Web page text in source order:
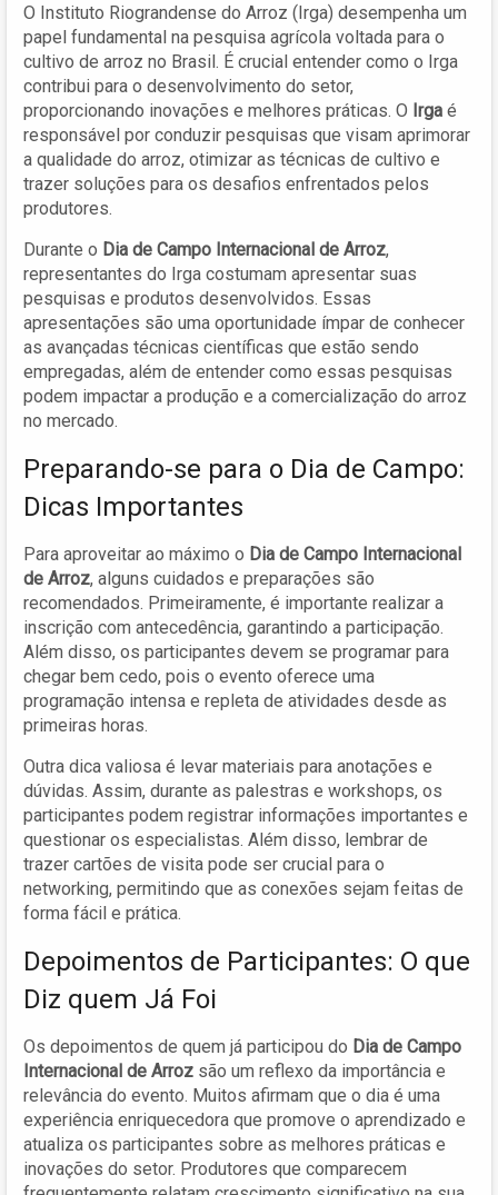
O Instituto Riograndense do Arroz (Irga) desempenha um
papel fundamental na pesquisa agrícola voltada para o
cultivo de arroz no Brasil. É crucial entender como o Irga
contribui para o desenvolvimento do setor,
proporcionando inovações e melhores práticas. O Irga é
responsável por conduzir pesquisas que visam aprimorar
a qualidade do arroz, otimizar as técnicas de cultivo e
trazer soluções para os desafios enfrentados pelos
produtores.
Durante o Dia de Campo Internacional de Arroz,
representantes do Irga costumam apresentar suas
pesquisas e produtos desenvolvidos. Essas
apresentações são uma oportunidade ímpar de conhecer
as avançadas técnicas científicas que estão sendo
empregadas, além de entender como essas pesquisas
podem impactar a produção e a comercialização do arroz
no mercado.
Preparando-se para o Dia de Campo:
Dicas Importantes
Para aproveitar ao máximo o Dia de Campo Internacional
de Arroz, alguns cuidados e preparações são
recomendados. Primeiramente, é importante realizar a
inscrição com antecedência, garantindo a participação.
Além disso, os participantes devem se programar para
chegar bem cedo, pois o evento oferece uma
programação intensa e repleta de atividades desde as
primeiras horas.
Outra dica valiosa é levar materiais para anotações e
dúvidas. Assim, durante as palestras e workshops, os
participantes podem registrar informações importantes e
questionar os especialistas. Além disso, lembrar de
trazer cartões de visita pode ser crucial para o
networking, permitindo que as conexões sejam feitas de
forma fácil e prática.
Depoimentos de Participantes: O que
Diz quem Já Foi
Os depoimentos de quem já participou do Dia de Campo
Internacional de Arroz são um reflexo da importância e
relevância do evento. Muitos afirmam que o dia é uma
experiência enriquecedora que promove o aprendizado e
atualiza os participantes sobre as melhores práticas e
inovações do setor. Produtores que comparecem